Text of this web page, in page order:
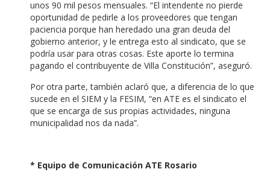
unos 90 mil pesos mensuales. “El intendente no pierde
oportunidad de pedirle a los proveedores que tengan
paciencia porque han heredado una gran deuda del
gobierno anterior, y le entrega esto al sindicato, que se
podría usar para otras cosas. Este aporte lo termina
pagando el contribuyente de Villa Constitución”, aseguró.
Por otra parte, también aclaró que, a diferencia de lo que
sucede en el SIEM y la FESIM, “en ATE es el sindicato el
que se encarga de sus propias actividades, ninguna
municipalidad nos da nada”.
* Equipo de Comunicación ATE Rosario